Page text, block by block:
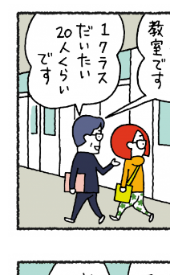
個⼈情報について
お問い合わせ